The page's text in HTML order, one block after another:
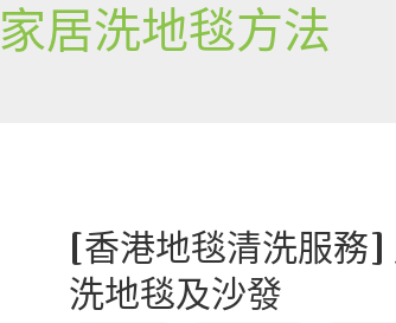
家居洗地毯方法
[香港地毯清洗服務]
洗地毯及沙發